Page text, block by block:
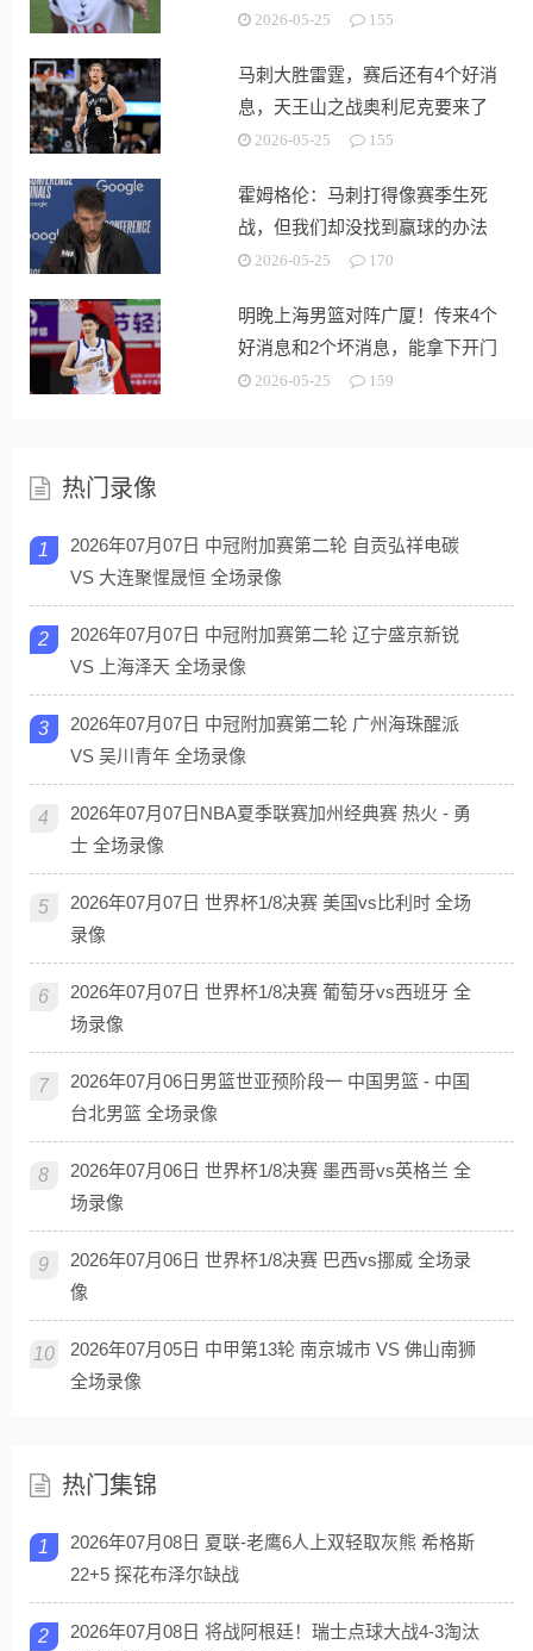
战2026-05-25 155
马刺大胜雷霆，赛后还有4个好消
息，天王山之战奥利尼克要来了
2026-05-25 155
霍姆格伦：马刺打得像赛季生死
战，但我们却没找到赢球的办法
2026-05-25 170
明晚上海男篮对阵广厦！传来4个
好消息和2个坏消息，能拿下开门
红2026-05-25 159
热门录像
1
2026年07月07日 中冠附加赛第二轮 自贡弘祥电碳
VS 大连聚惺晟恒 全场录像
2
2026年07月07日 中冠附加赛第二轮 辽宁盛京新锐
VS 上海泽天 全场录像
3
2026年07月07日 中冠附加赛第二轮 广州海珠醒派
VS 吴川青年 全场录像
4
2026年07月07日NBA夏季联赛加州经典赛 热火 - 勇
士 全场录像
5
2026年07月07日 世界杯1/8决赛 美国vs比利时 全场
录像
6
2026年07月07日 世界杯1/8决赛 葡萄牙vs西班牙 全
场录像
7
2026年07月06日男篮世亚预阶段一 中国男篮 - 中国
台北男篮 全场录像
8
2026年07月06日 世界杯1/8决赛 墨西哥vs英格兰 全
场录像
9
2026年07月06日 世界杯1/8决赛 巴西vs挪威 全场录
像
10
2026年07月05日 中甲第13轮 南京城市 VS 佛山南狮
全场录像
热门集锦
1
2026年07月08日 夏联-老鹰6人上双轻取灰熊 希格斯
22+5 探花布泽尔缺战
2
2026年07月08日 将战阿根廷！瑞士点球大战4-3淘汰